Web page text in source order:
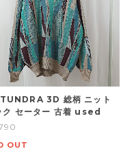
3D 総柄 ニット
ク セーター 古着 used
OUT